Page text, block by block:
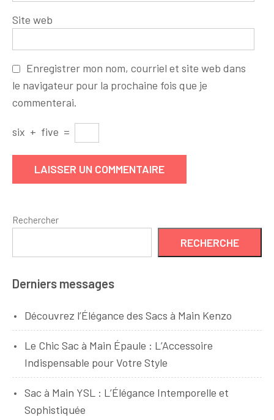
Site web
Enregistrer mon nom, courriel et site web dans
le navigateur pour la prochaine fois que je
commenterai.
six + five =
Rechercher
RECHERCHE
Derniers messages
Découvrez l’Élégance des Sacs à Main Kenzo
Le Chic Sac à Main Épaule : L’Accessoire
Indispensable pour Votre Style
Sac à Main YSL : L’Élégance Intemporelle et
Sophistiquée